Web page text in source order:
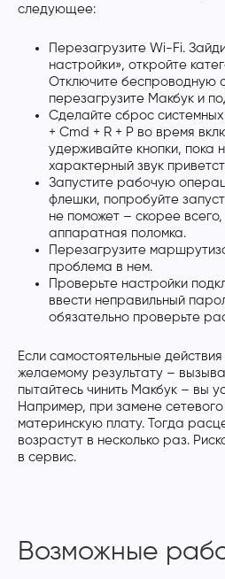
следующее:
Перезагрузите Wi-Fi.
настройки», откройте
Отключите беспроводную
перезагрузите Макбук и
Сделайте сброс
+ Cmd + R + P во время
удерживайте кнопки, пока
характерный звук
Запустите рабочую
флешки, попробуйте
не поможет – скорее
аппаратная поломка.
Перезагрузите
проблема в нем.
Проверьте настройки
ввести неправильный
обязательно проверьте
Если самостоятельные
желаемому результату –
пытайтесь чинить Макбук – вы
Например, при замене
материнскую плату. Тогда
возрастут в несколько раз.
в сервис.
Возможные